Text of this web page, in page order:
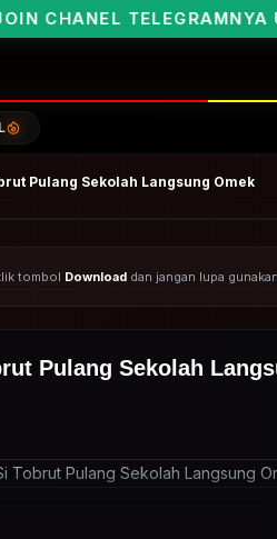
UNTUK
Pulang Sekolah Langsung Omek
tombol Download dan jangan lupa gunakan
Pulang Sekolah
Rumah! Tonton